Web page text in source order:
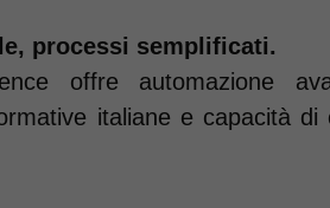
processi semplificati.
offre automazione
italiane e capacità